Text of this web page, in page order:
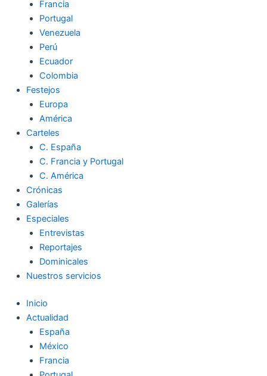
Francia
Portugal
Venezuela
Perú
Ecuador
Colombia
Festejos
Europa
América
Carteles
C. España
C. Francia y Portugal
C. América
Crónicas
Galerías
Especiales
Entrevistas
Reportajes
Dominicales
Nuestros servicios
Inicio
Actualidad
España
México
Francia